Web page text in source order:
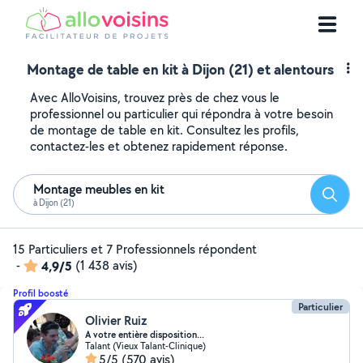
Montage de table en kit à Dijon (21) et alentours
Avec AlloVoisins, trouvez près de chez vous le
professionnel ou particulier qui répondra à votre besoin
de montage de table en kit. Consultez les profils,
contactez-les et obtenez rapidement réponse.
Montage meubles en kit
à Dijon (21)
15 Particuliers et 7 Professionnels répondent
-
4,9/5 (1 438 avis)
Profil boosté
Particulier
Olivier Ruiz
A votre entière disposition...
Talant (Vieux Talant-Clinique)
5/5 (570 avis)